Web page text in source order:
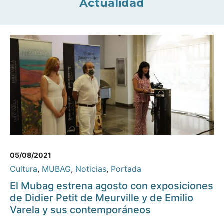
Actualidad
05/08/2021
Cultura, MUBAG, Noticias, Portada
El Mubag estrena agosto con exposiciones
de Didier Petit de Meurville y de Emilio
Varela y sus contemporáneos